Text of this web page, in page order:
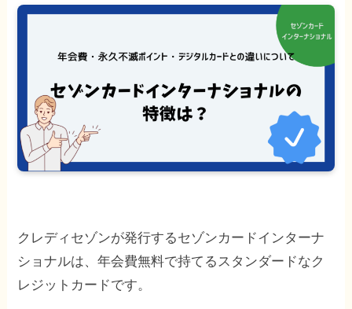
クレディセゾンが発行するセゾンカードインターナ
ショナルは、年会費無料で持てるスタンダードなク
レジットカードです。